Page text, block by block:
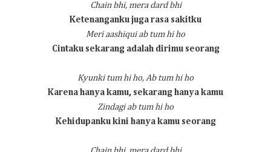
Chain bhi, mera dard bhi
Ketenanganku juga rasa sakitku
Meri aashiqui ab tum hi ho
Cintaku sekarang adalah dirimu seorang
Kyunki tum hi ho, Ab tum hi ho
Karena hanya kamu, sekarang hanya kamu
Zindagi ab tum hi ho
Kehidupanku kini hanya kamu seorang